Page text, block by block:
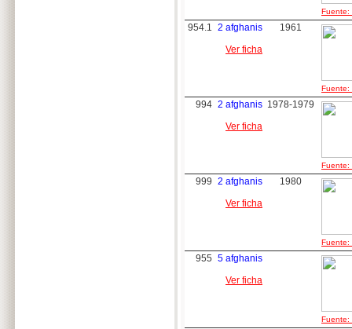
Fuente:
954.1 2 afghanis
Ver ficha
1961
Fuente:
994 2 afghanis
Ver ficha
1978-1979
Fuente:
999 2 afghanis
Ver ficha
1980
Fuente:
955 5 afghanis
Ver ficha
Fuente: